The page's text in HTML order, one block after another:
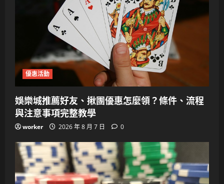
優惠活動
娛樂城推薦好友、揪團優惠怎麼領？條件、流程
與注意事項完整教學
worker 2026 年 8 月 7 日 0